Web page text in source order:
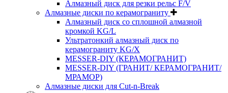
Алмазный диск для резки рельс F/V
Алмазные диски по керамограниту
Алмазный диск со сплошной алмазной
кромкой KG/L
Ультратонкий алмазный диск по
керамограниту KG/X
MESSER-DIY (КЕРАМОГРАНИТ)
MESSER-DIY (ГРАНИТ/ КЕРАМОГРАНИТ/
МРАМОР)
Алмазные диски для Cut-n-Break